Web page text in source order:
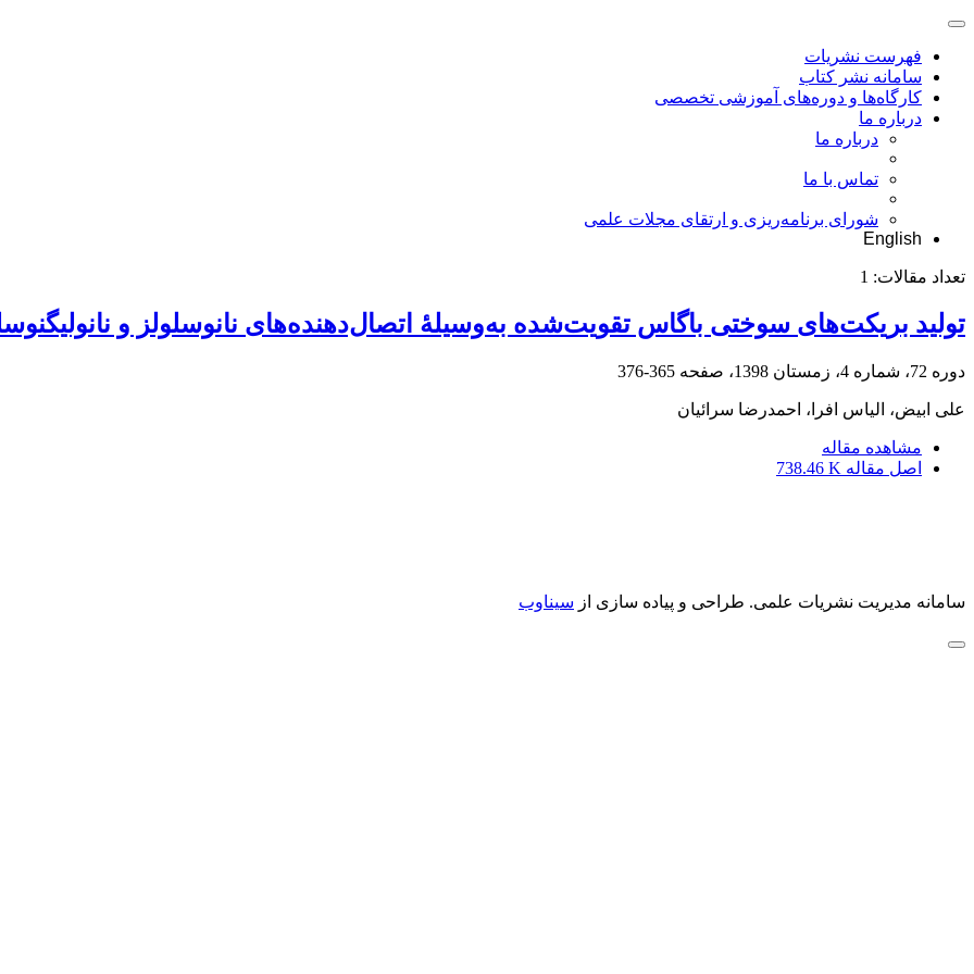
فهرست نشریات
سامانه نشر کتاب
کارگاه‌ها و دوره‌های آموزشی تخصصی
درباره ما
درباره ما
تماس با ما
شورای برنامه‌ریزی و ارتقای مجلات علمی
English
تعداد مقالات: 1
تولید بریکت‌های سوختی باگاس تقویت‌شده به‌وسیلۀ اتصال‌دهنده‌های نانوسلولز و
دوره 72، شماره 4، زمستان 1398، صفحه 365-376
علی ابیض، الیاس افرا، احمدرضا سرائیان
مشاهده مقاله
اصل مقاله 738.46 K
سامانه مدیریت نشریات علمی. طراحی و پیاده سازی از سیناوب